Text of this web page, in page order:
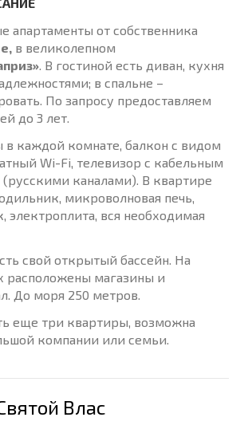
апартаменты от собственника
в великолепном
. В гостиной есть диван, кухня
в спальне –
По запросу предоставляем
до 3 лет.
каждой комнате, балкон с видом
Wi-Fi, телевизор с кабельным
каналами). В квартире
микроволновая печь,
электроплита, вся необходимая
свой открытый бассейн. На
расположены магазины и
До моря 250 метров.
еще три квартиры, возможна
компании или семьи.
Влас